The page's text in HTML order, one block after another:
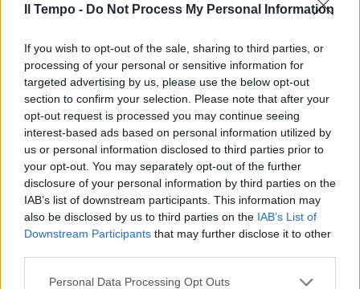
Il Tempo - Do Not Process My Personal Information
If you wish to opt-out of the sale, sharing to third parties, or
processing of your personal or sensitive information for
targeted advertising by us, please use the below opt-out
section to confirm your selection. Please note that after your
opt-out request is processed you may continue seeing
interest-based ads based on personal information utilized by
us or personal information disclosed to third parties prior to
your opt-out. You may separately opt-out of the further
disclosure of your personal information by third parties on the
IAB’s list of downstream participants. This information may
also be disclosed by us to third parties on the IAB’s List of
Downstream Participants that may further disclose it to other
Personal Data Processing Opt Outs
In evidenza